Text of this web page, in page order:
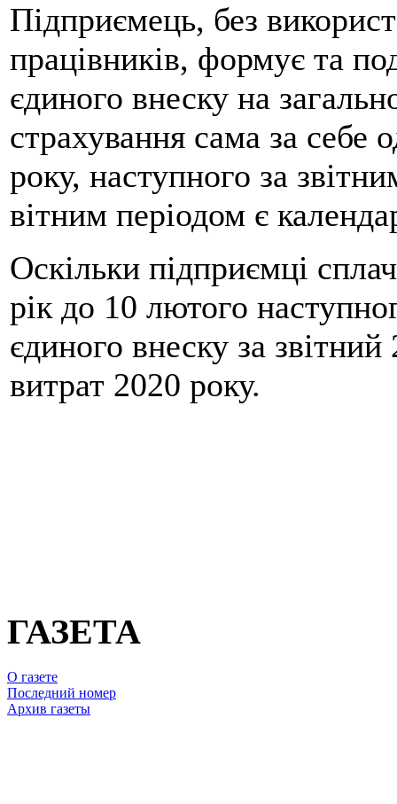
Підприємець, без
працівників, формує та
єдиного внеску на
страхування сама за себе
року, наступного за
вітним періодом є
Оскільки підприємці
рік до 10 лютого
єдиного внеску за
витрат 2020 року.
ГАЗЕТА
О газете
Последний номер
Архив газеты